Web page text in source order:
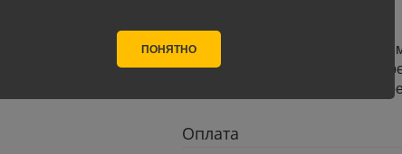
Доставка по России:
В любой уголок России
Почта России, ПЭК, GTD,
Стоимость доставки в разные
Оплата
ПОНЯТНО